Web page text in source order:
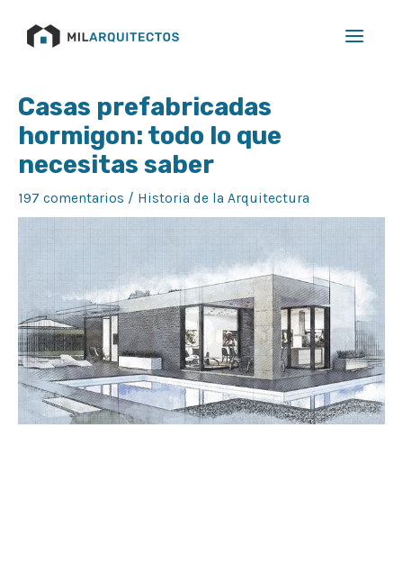
Casas prefabricadas
hormigon: todo lo que
necesitas saber
197 comentarios / Historia de la Arquitectura
de
entradas